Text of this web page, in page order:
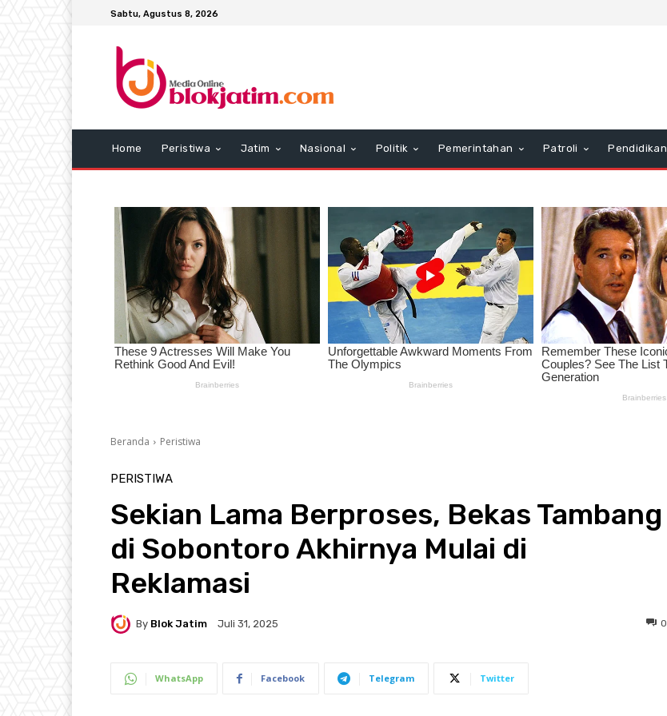
Sabtu, Agustus 8, 2026
Home Peristiwa Jatim Nasional Politik Pemerintahan Patroli Pendidikan
Beranda Peristiwa
PERISTIWA
Sekian Lama Berproses, Bekas Tambang
di Sobontoro Akhirnya Mulai di
Reklamasi
By Blok Jatim Juli 31, 2025 0
WhatsApp Facebook Telegram Twitter